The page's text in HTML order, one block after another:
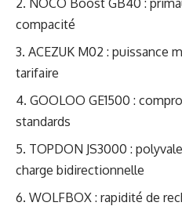
compacité
ACEZUK M02 : puissance
tarifaire
GOOLOO GE1500 :
standards
TOPDON JS3000 :
charge bidirectionnelle
WOLFBOX : rapidité de